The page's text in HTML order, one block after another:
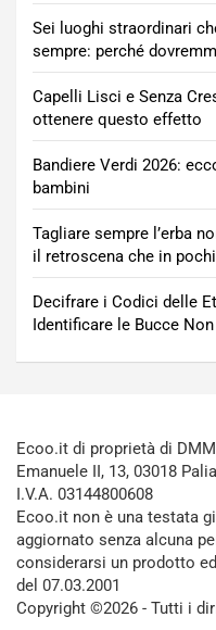
Sei luoghi straordinari
sempre: perché
Capelli Lisci e Senza
ottenere questo effetto
Bandiere Verdi 2026:
bambini
Tagliare sempre l’erba
il retroscena che in
Decifrare i Codici delle
Identificare le Bucce
Ecoo.it di proprietà di
Emanuele II, 13, 03018
I.V.A. 03144800608
Ecoo.it non è una testata
aggiornato senza alcuna
considerarsi un prodotto
del 07.03.2001
Copyright ©2026 - Tutti i